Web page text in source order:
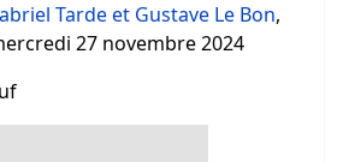
Tarde et Gustave Le Bon,
27 novembre 2024